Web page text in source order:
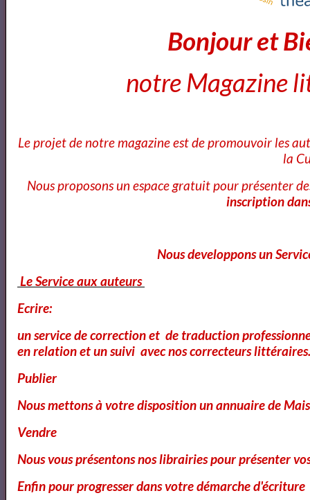
Le Magazine vous propose
Vous pouvez
Bonjour et
notre Magazine
Le projet de notre magazine est de promouvoir les
la
Nous proposons un espace gratuit pour présenter
inscription
Nous developpons un
Le Service aux auteurs
Ecrire:
un service de correction et de traduction
en relation et un suivi avec nos correcteurs littéraires.
Publier
Nous mettons à votre disposition un annuaire de
Vendre
Nous vous présentons nos librairies pour présenter
Enfin pour progresser dans votre démarche d'écriture